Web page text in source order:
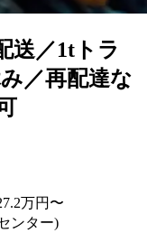
送／1tトラ
／再配達な
万円〜
ンター)